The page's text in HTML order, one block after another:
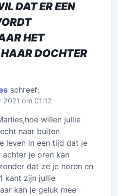
DAT ER EEN
HET
DOCHTER
schreef:
2021 om 01:12
willen jullie
naar buiten
leven in een tijd dat je
achter je oren kan
dat ze je horen en
kant zijn jullie
kan je geluk mee